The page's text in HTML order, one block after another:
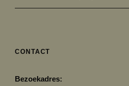
CONTACT
Bezoekadres: